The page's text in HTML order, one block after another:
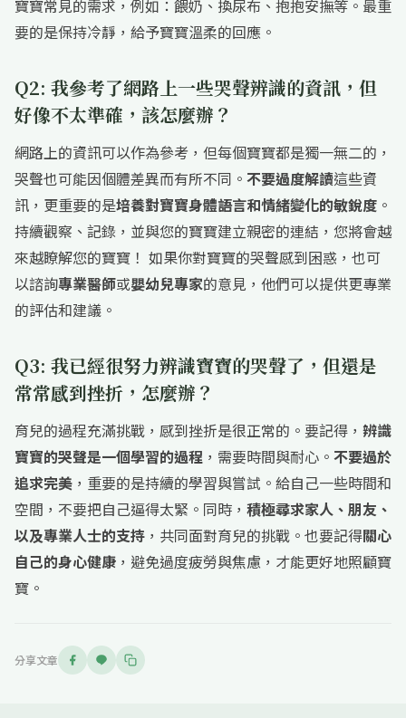
寶寶常見的需求，例如：餵奶、換尿布、抱抱安撫等。最重
要的是保持冷靜，給予寶寶溫柔的回應。
Q2: 我參考了網路上一些哭聲辨識的資訊，但
好像不太準確，該怎麼辦？
網路上的資訊可以作為參考，但每個寶寶都是獨一無二的，
哭聲也可能因個體差異而有所不同。 不要過度解讀這些資
訊，更重要的是培養對寶寶身體語言和情緒變化的敏銳度 。
持續觀察、記錄，並與您的寶寶建立親密的連結，您將會越
來越瞭解您的寶寶！ 如果你對寶寶的哭聲感到困惑，也可
以諮詢專業醫師或嬰幼兒專家的意見，他們可以提供更專業
的評估和建議。
Q3: 我已經很努力辨識寶寶的哭聲了，但還是
常常感到挫折，怎麼辦？
育兒的過程充滿挑戰，感到挫折是很正常的。要記得， 辨識
寶寶的哭聲是一個學習的過程 ，需要時間與耐心。 不要過於
追求完美 ，重要的是持續的學習與嘗試。給自己一些時間和
空間，不要把自己逼得太緊。同時， 積極尋求家人、朋友、
以及專業人士的支持 ，共同面對育兒的挑戰。也要記得關心
自己的身心健康 ，避免過度疲勞與焦慮，才能更好地照顧寶
寶。
分享文章